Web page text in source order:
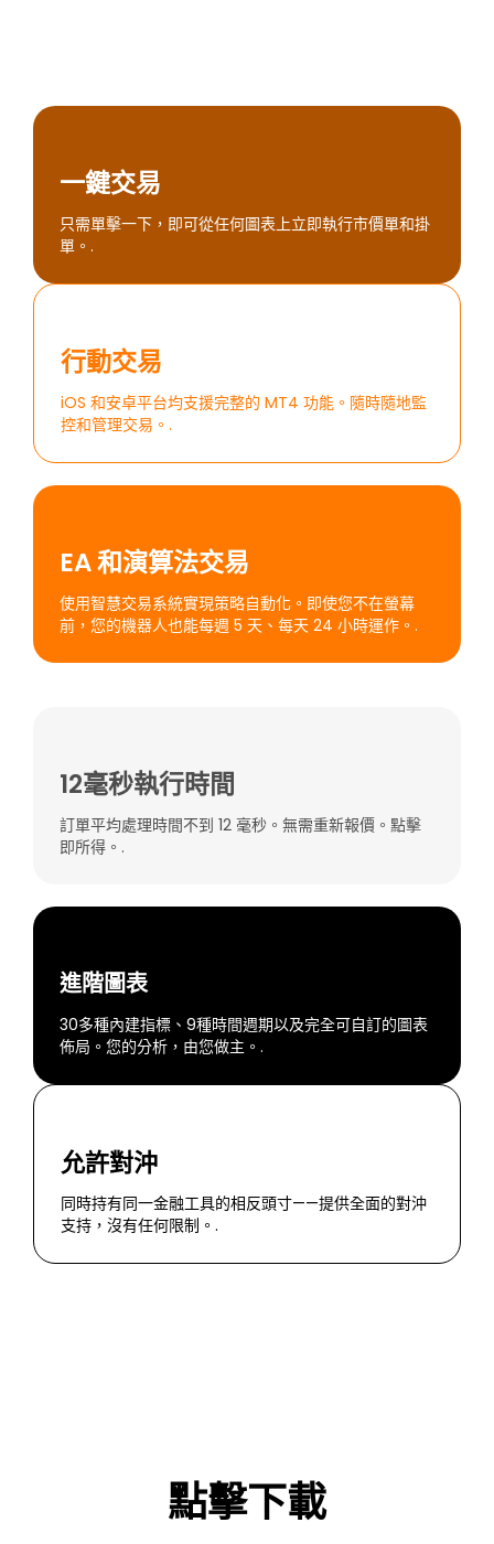
一鍵交易
只需單擊一下，即可從任何圖表上立即執行市價單和掛
單。.
行動交易
iOS 和安卓平台均支援完整的 MT4 功能。隨時隨地監
控和管理交易。.
EA 和演算法交易
使用智慧交易系統實現策略自動化。即使您不在螢幕
前，您的機器人也能每週 5 天、每天 24 小時運作。.
12毫秒執行時間
訂單平均處理時間不到 12 毫秒。無需重新報價。點擊
即所得。.
進階圖表
30多種內建指標、9種時間週期以及完全可自訂的圖表
佈局。您的分析，由您做主。.
允許對沖
同時持有同一金融工具的相反頭寸——提供全面的對沖
支持，沒有任何限制。.
點擊下載